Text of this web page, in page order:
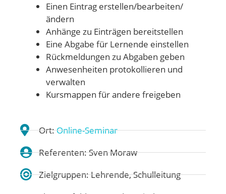
Einen Eintrag erstellen/bearbeiten/
ändern
Anhänge zu Einträgen bereitstellen
Eine Abgabe für Lernende einstellen
Rückmeldungen zu Abgaben geben
Anwesenheiten protokollieren und
verwalten
Kursmappen für andere freigeben
Ort:Online-Seminar
Referenten: Sven Moraw
Zielgruppen: Lehrende, Schulleitung